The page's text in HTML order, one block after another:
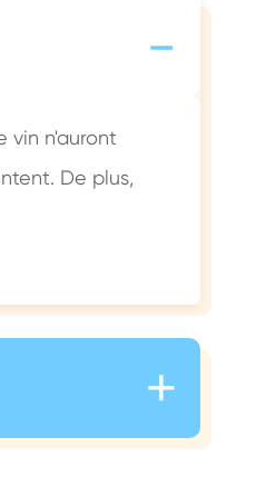
-
vin n'auront
De plus,
+